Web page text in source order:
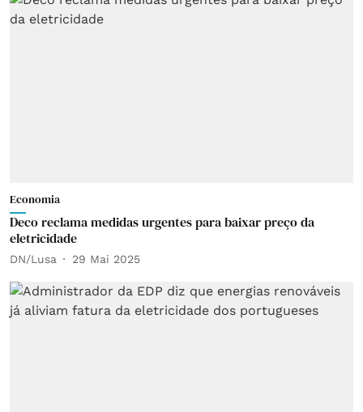
Economia
Deco reclama medidas urgentes para baixar preço da
eletricidade
DN/Lusa 29 Mai 2025